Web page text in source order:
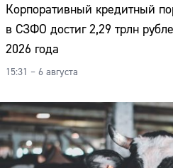
Корпоративный кредитный
в СЗФО достиг 2,29 трлн
2026 года
15:31 – 6 августа